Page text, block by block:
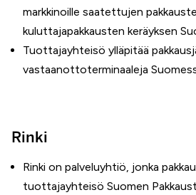
markkinoille saatettujen
kuluttajapakkausten keräyksen
Tuottajayhteisö ylläpitää
vastaanottoterminaaleja
Rinki
Rinki on palveluyhtiö, jonka
tuottajayhteisö Suomen